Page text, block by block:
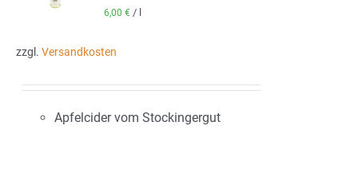
6,00€ /
zzgl. Versandkosten
Apfelcider vom Stockingergut